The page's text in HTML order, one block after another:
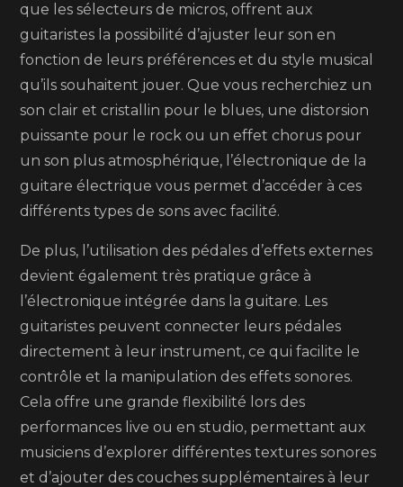
que les sélecteurs de micros, offrent aux
guitaristes la possibilité d’ajuster leur son en
fonction de leurs préférences et du style musical
qu’ils souhaitent jouer. Que vous recherchiez un
son clair et cristallin pour le blues, une distorsion
puissante pour le rock ou un effet chorus pour
un son plus atmosphérique, l’électronique de la
guitare électrique vous permet d’accéder à ces
différents types de sons avec facilité.
De plus, l’utilisation des pédales d’effets externes
devient également très pratique grâce à
l’électronique intégrée dans la guitare. Les
guitaristes peuvent connecter leurs pédales
directement à leur instrument, ce qui facilite le
contrôle et la manipulation des effets sonores.
Cela offre une grande flexibilité lors des
performances live ou en studio, permettant aux
musiciens d’explorer différentes textures sonores
et d’ajouter des couches supplémentaires à leur